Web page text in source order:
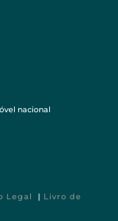
nacional
Legal | Livro de